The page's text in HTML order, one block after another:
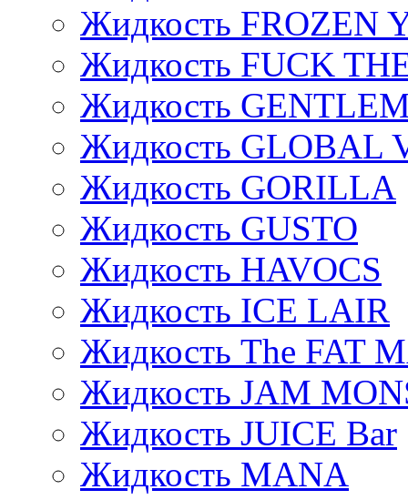
Жидкость FROZEN
Жидкость FUCK
Жидкость
Жидкость GLOBAL
Жидкость GORILLA
Жидкость GUSTO
Жидкость HAVOCS
Жидкость ICE LAIR
Жидкость The FAT
Жидкость JAM
Жидкость JUICE Bar
Жидкость MANA